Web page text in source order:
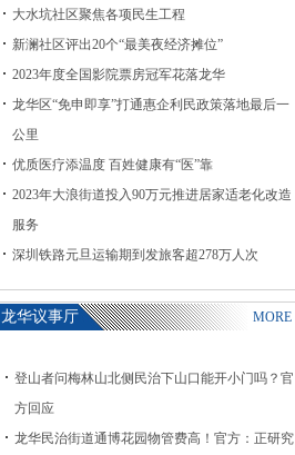
大水坑社区聚焦各项民生工程
新澜社区评出20个“最美夜经济摊位”
2023年度全国影院票房冠军花落龙华
龙华区“免申即享”打通惠企利民政策落地最后一
公里
优质医疗添温度 百姓健康有“医”靠
2023年大浪街道投入90万元推进居家适老化改造
服务
深圳铁路元旦运输期到发旅客超278万人次
龙华议事厅 MORE
登山者问梅林山北侧民治下山口能开小门吗？官
方回应
龙华民治街道通博花园物管费高！官方：正研究